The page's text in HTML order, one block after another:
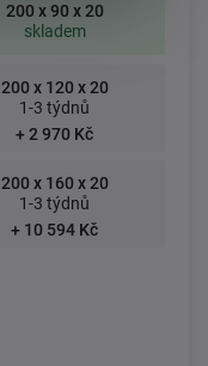
200 x 90 x 20
skladem
200 x 120 x 20
1-3 týdnů
+ 2 970 Kč
200 x 160 x 20
1-3 týdnů
+ 10 594 Kč